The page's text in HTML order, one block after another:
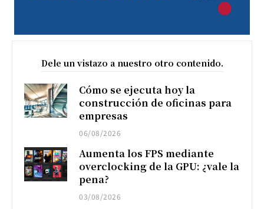
Dele un vistazo a nuestro otro contenido.
Cómo se ejecuta hoy la
construcción de oficinas para
empresas
06/08/2026
Aumenta los FPS mediante
overclocking de la GPU: ¿vale la
pena?
03/08/2026